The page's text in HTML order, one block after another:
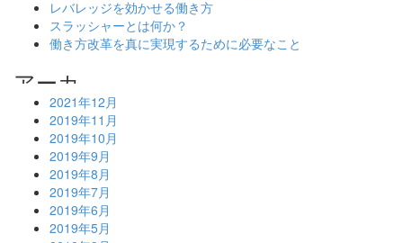
レバレッジを効かせる働き方
スラッシャーとは何か？
働き方改革を真に実現するために必要なこと
2021年12月
2019年11月
2019年10月
2019年9月
2019年8月
2019年7月
2019年6月
2019年5月